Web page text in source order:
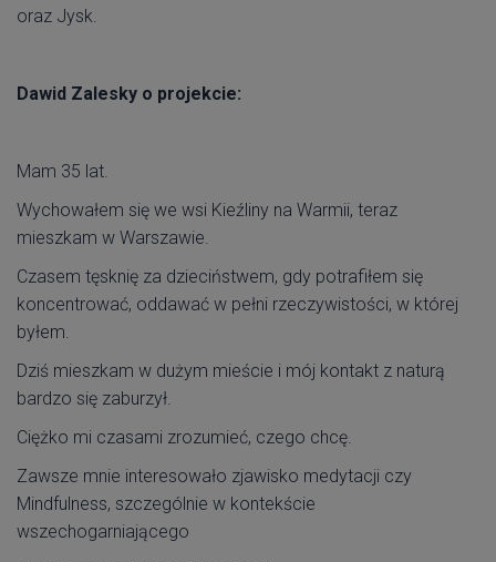
oraz Jysk.
Dawid Zalesky o projekcie:
Mam 35 lat.
Wychowałem się we wsi Kieźliny na Warmii, teraz
mieszkam w Warszawie.
Czasem tęsknię za dzieciństwem, gdy potrafiłem się
koncentrować, oddawać w pełni rzeczywistości, w której
byłem.
Dziś mieszkam w dużym mieście i mój kontakt z naturą
bardzo się zaburzył.
Ciężko mi czasami zrozumieć, czego chcę.
Zawsze mnie interesowało zjawisko medytacji czy
Mindfulness, szczególnie w kontekście
wszechogarniającego